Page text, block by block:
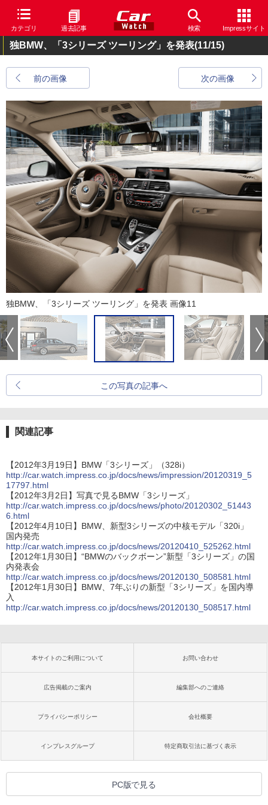
カテゴリ 過去記事 検索 Impressサイト
独BMW、「3シリーズ ツーリング」を発表(11/15)
前の画像 次の画像
独BMW、「3シリーズ ツーリング」を発表 画像11
この写真の記事へ
関連記事
【2012年3月19日】BMW「3シリーズ」（328i）
http://car.watch.impress.co.jp/docs/news/impression/20120319_5
17797.html
【2012年3月2日】写真で見るBMW「3シリーズ」
http://car.watch.impress.co.jp/docs/news/photo/20120302_51443
6.html
【2012年4月10日】BMW、新型3シリーズの中核モデル「320i」
国内発売
http://car.watch.impress.co.jp/docs/news/20120410_525262.html
【2012年1月30日】“BMWのバックボーン”新型「3シリーズ」の国
内発表会
http://car.watch.impress.co.jp/docs/news/20120130_508581.html
【2012年1月30日】BMW、7年ぶりの新型「3シリーズ」を国内導
入
http://car.watch.impress.co.jp/docs/news/20120130_508517.html
本サイトのご利用について お問い合わせ
広告掲載のご案内 編集部へのご連絡
プライバシーポリシー 会社概要
インプレスグループ 特定商取引法に基づく表示
PC版で見る